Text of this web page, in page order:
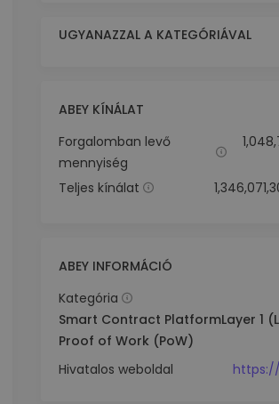
UGYANAZZAL A KATEGÓRIÁVAL
ABEY KÍNÁLAT
Forgalomban levő
mennyiség
Teljes kínálat
ABEY INFORMÁCIÓ
Kategória
Smart Contract PlatformLayer 1
Proof of Work (PoW)
Hivatalos weboldal